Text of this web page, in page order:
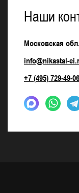
Наши
Московская
info@nikastal-
+7 (495) 729-49-06